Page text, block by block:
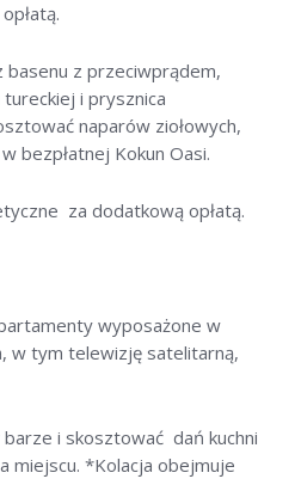
z przeciwprądem,
tureckiej i prysznica
naparów ziołowych,
bezpłatnej Kokun Oasi.
za dodatkową opłatą.
wyposażone w
w tym telewizję satelitarną,
i skosztować dań kuchni
miejscu. *Kolacja obejmuje